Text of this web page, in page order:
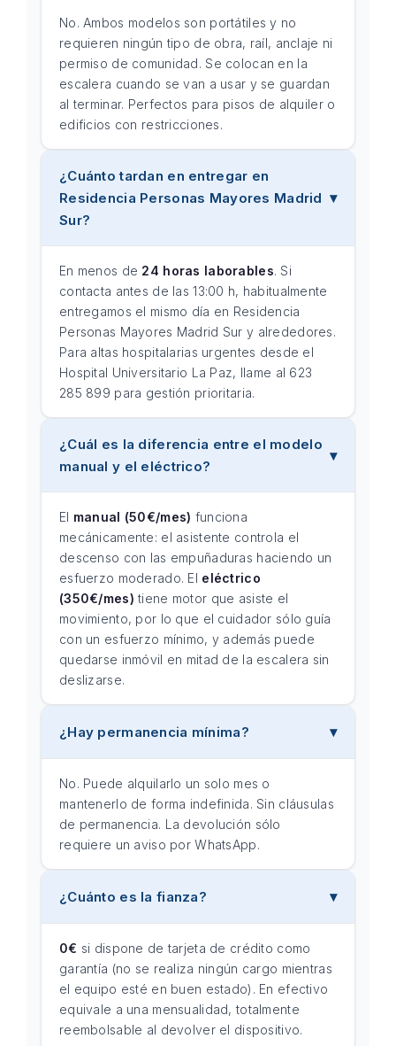
No. Ambos modelos son portátiles y no
requieren ningún tipo de obra, raíl, anclaje ni
permiso de comunidad. Se colocan en la
escalera cuando se van a usar y se guardan
al terminar. Perfectos para pisos de alquiler o
edificios con restricciones.
¿Cuánto tardan en entregar en
Residencia Personas Mayores Madrid
Sur?
En menos de 24 horas laborables. Si
contacta antes de las 13:00 h, habitualmente
entregamos el mismo día en Residencia
Personas Mayores Madrid Sur y alrededores.
Para altas hospitalarias urgentes desde el
Hospital Universitario La Paz, llame al 623
285 899 para gestión prioritaria.
¿Cuál es la diferencia entre el modelo
manual y el eléctrico?
El manual (50€/mes) funciona
mecánicamente: el asistente controla el
descenso con las empuñaduras haciendo un
esfuerzo moderado. El eléctrico
(350€/mes) tiene motor que asiste el
movimiento, por lo que el cuidador sólo guía
con un esfuerzo mínimo, y además puede
quedarse inmóvil en mitad de la escalera sin
deslizarse.
¿Hay permanencia mínima?
No. Puede alquilarlo un solo mes o
mantenerlo de forma indefinida. Sin cláusulas
de permanencia. La devolución sólo
requiere un aviso por WhatsApp.
¿Cuánto es la fianza?
0€ si dispone de tarjeta de crédito como
garantía (no se realiza ningún cargo mientras
el equipo esté en buen estado). En efectivo
equivale a una mensualidad, totalmente
reembolsable al devolver el dispositivo.